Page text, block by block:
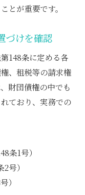
とが重要です。
づけを確認
148条に定める各
、租税等の請求権
財団債権の中でも
ており、実務での
条1号）
号）
）